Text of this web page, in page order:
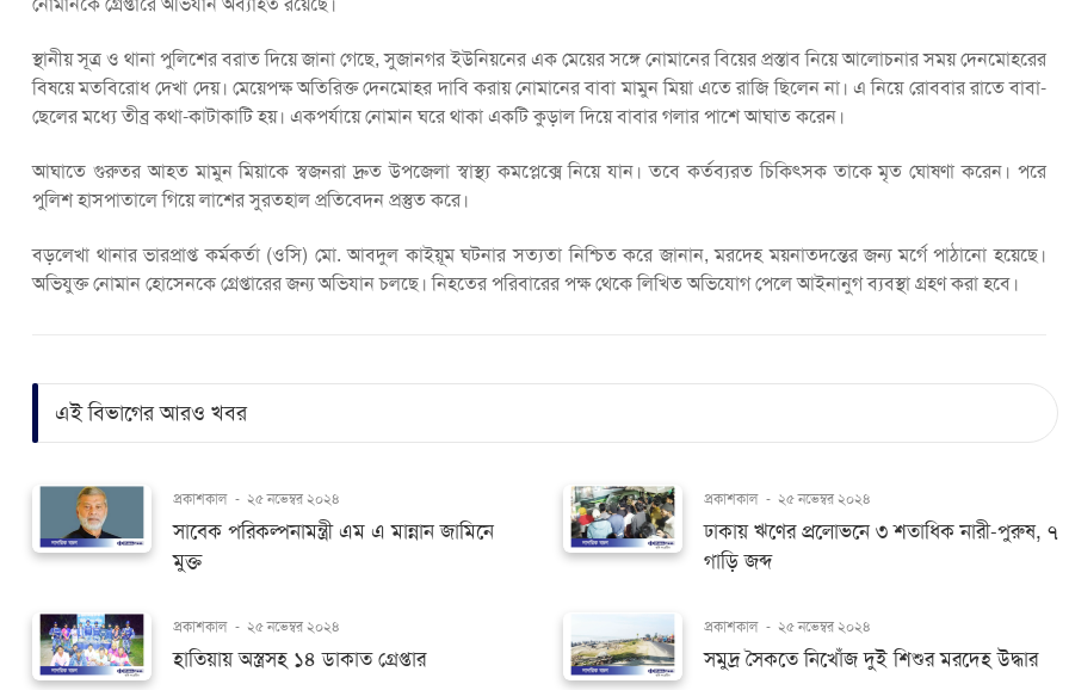
নোমানকে গ্রেপ্তারে অভিযান অব্যাহত রয়েছে।
স্থানীয় সূত্র ও থানা পুলিশের বরাত দিয়ে জানা গেছে, সুজানগর ইউনিয়নের এক মেয়ের সঙ্গে নোমানের বিয়ের প্রস্তাব নিয়ে আলোচনার সময় দেনমোহরের
বিষয়ে মতবিরোধ দেখা দেয়। মেয়েপক্ষ অতিরিক্ত দেনমোহর দাবি করায় নোমানের বাবা মামুন মিয়া এতে রাজি ছিলেন না। এ নিয়ে রোববার রাতে বাবা-
ছেলের মধ্যে তীব্র কথা-কাটাকাটি হয়। একপর্যায়ে নোমান ঘরে থাকা একটি কুড়াল দিয়ে বাবার গলার পাশে আঘাত করেন।
আঘাতে গুরুতর আহত মামুন মিয়াকে স্বজনরা দ্রুত উপজেলা স্বাস্থ্য কমপ্লেক্সে নিয়ে যান। তবে কর্তব্যরত চিকিৎসক তাকে মৃত ঘোষণা করেন। পরে
পুলিশ হাসপাতালে গিয়ে লাশের সুরতহাল প্রতিবেদন প্রস্তুত করে।
বড়লেখা থানার ভারপ্রাপ্ত কর্মকর্তা (ওসি) মো. আবদুল কাইয়ূম ঘটনার সত্যতা নিশ্চিত করে জানান, মরদেহ ময়নাতদন্তের জন্য মর্গে পাঠানো হয়েছে।
অভিযুক্ত নোমান হোসেনকে গ্রেপ্তারের জন্য অভিযান চলছে। নিহতের পরিবারের পক্ষ থেকে লিখিত অভিযোগ পেলে আইনানুগ ব্যবস্থা গ্রহণ করা হবে।
এই বিভাগের আরও খবর
প্রকাশকাল - ২৫ নভেম্বর ২০২৪
সাবেক পরিকল্পনামন্ত্রী এম এ মান্নান জামিনে
মুক্ত
প্রকাশকাল - ২৫ নভেম্বর ২০২৪
ঢাকায় ঋণের প্রলোভনে ৩ শতাধিক নারী-পুরুষ, ৭
গাড়ি জব্দ
প্রকাশকাল - ২৫ নভেম্বর ২০২৪
হাতিয়ায় অস্ত্রসহ ১৪ ডাকাত গ্রেপ্তার
প্রকাশকাল - ২৫ নভেম্বর ২০২৪
সমুদ্র সৈকতে নিখোঁজ দুই শিশুর মরদেহ উদ্ধার